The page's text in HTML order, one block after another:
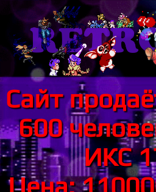
Сайт
600
ИКС
Цена: